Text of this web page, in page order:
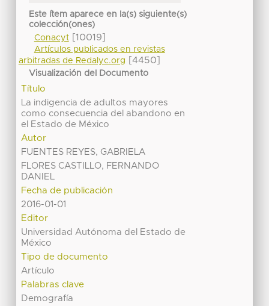
Este ítem aparece en la(s) siguiente(s)
colección(ones)
Conacyt[10019]
Artículos publicados en revistas
arbitradas de Redalyc.org
[4450]
Visualización del Documento
Título
La indigencia de adultos mayores
como consecuencia del abandono en
el Estado de México
Autor
FUENTES REYES, GABRIELA
FLORES CASTILLO, FERNANDO
DANIEL
Fecha de publicación
2016-01-01
Editor
Universidad Autónoma del Estado de
México
Tipo de documento
Artículo
Palabras clave
Demografía